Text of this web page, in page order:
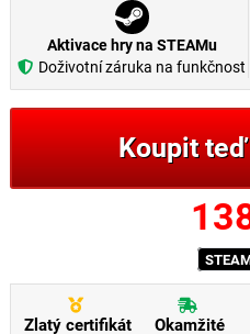
Aktivace hry na STEAMu
Doživotní záruka na funkčnost
Koupit
Zlatý certifikát
Okamžité